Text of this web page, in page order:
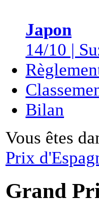
Japon
14/10 |
Bilan
Vous êtes
Prix
Grand